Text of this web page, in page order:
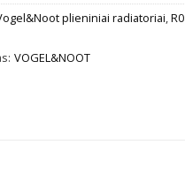
plieniniai radiatoriai,
VOGEL&NOOT